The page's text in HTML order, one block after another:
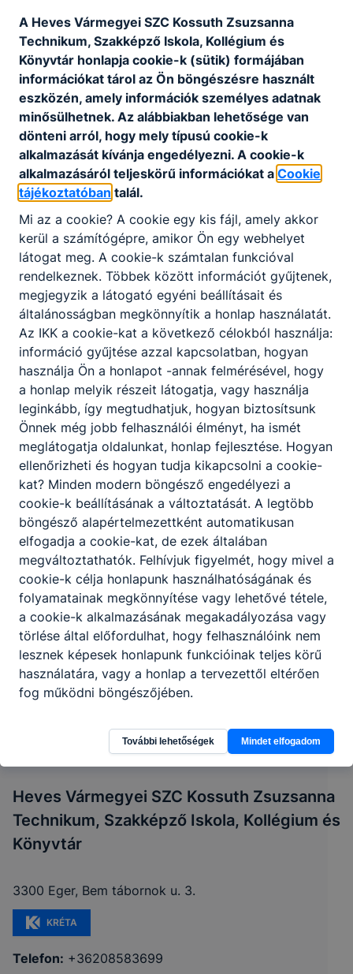
Részletek, jelentkezés
Jelentkezési határidő
2026. május 20.
Munkaviszony jellege
teljes munkaidő (heti 40 óra)
Munkavégzés helye
Heves Vármegyei SZC Kossuth Zsuzsanna
Technikum, Szakképző Iskola, Kollégium és Könyvtár
Partnereink
Heves Vármegyei SZC Kossuth Zsuzsanna
Technikum, Szakképző Iskola, Kollégium és
Könyvtár
3300 Eger, Bem tábornok u. 3.
KRÉTA
Telefon: +36208583699
A Heves Vármegyei SZC Kossuth Zsuzsanna
Technikum, Szakképző Iskola, Kollégium és
Könyvtár honlapja cookie-k (sütik) formájában
információkat tárol az Ön böngészésre használt
eszközén, amely információk személyes adatnak
minősülhetnek. Az alábbiakban lehetősége van
dönteni arról, hogy mely típusú cookie-k
alkalmazását kívánja engedélyezni. A cookie-k
alkalmazásáról teljeskörű információkat a Cookie
tájékoztatóban talál.
Mi az a cookie? A cookie egy kis fájl, amely akkor
kerül a számítógépre, amikor Ön egy webhelyet
látogat meg. A cookie-k számtalan funkcióval
rendelkeznek. Többek között információt gyűjtenek,
megjegyzik a látogató egyéni beállításait és
általánosságban megkönnyítik a honlap használatát.
Az IKK a cookie-kat a következő célokból használja:
információ gyűjtése azzal kapcsolatban, hogyan
használja Ön a honlapot -annak felmérésével, hogy
a honlap melyik részeit látogatja, vagy használja
leginkább, így megtudhatjuk, hogyan biztosítsunk
Önnek még jobb felhasználói élményt, ha ismét
meglátogatja oldalunkat, honlap fejlesztése. Hogyan
ellenőrizheti és hogyan tudja kikapcsolni a cookie-
kat? Minden modern böngésző engedélyezi a
cookie-k beállításának a változtatását. A legtöbb
böngésző alapértelmezettként automatikusan
elfogadja a cookie-kat, de ezek általában
megváltoztathatók. Felhívjuk figyelmét, hogy mivel a
cookie-k célja honlapunk használhatóságának és
folyamatainak megkönnyítése vagy lehetővé tétele,
a cookie-k alkalmazásának megakadályozása vagy
törlése által előfordulhat, hogy felhasználóink nem
lesznek képesek honlapunk funkcióinak teljes körű
használatára, vagy a honlap a tervezettől eltérően
fog működni böngészőjében.
További lehetőségek Mindet elfogadom